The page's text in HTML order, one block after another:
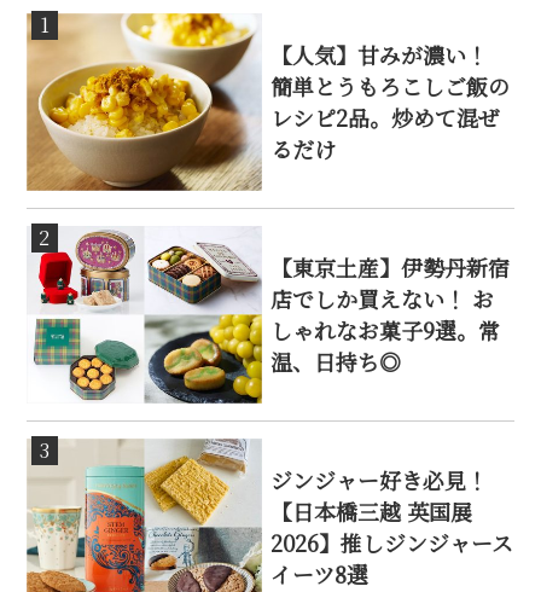
1
【人気】甘みが濃い！
簡単とうもろこしご飯の
レシピ2品。炒めて混ぜ
るだけ
2
【東京土産】伊勢丹新宿
店でしか買えない！ お
しゃれなお菓子9選。常
温、日持ち◎
3
ジンジャー好き必見！
【日本橋三越 英国展
2026】推しジンジャース
イーツ8選